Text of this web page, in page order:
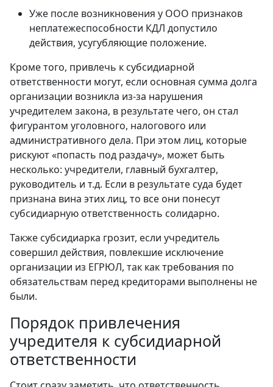
Уже после возникновения у ООО признаков
неплатежеспособности КДЛ допустило
действия, усугубляющие положение.
Кроме того, привлечь к субсидиарной
ответственности могут, если основная сумма долга
организации возникла из-за нарушения
учредителем закона, в результате чего, он стал
фигурантом уголовного, налогового или
административного дела. При этом лиц, которые
рискуют «попасть под раздачу», может быть
несколько: учредители, главный бухгалтер,
руководитель и т.д. Если в результате суда будет
признана вина этих лиц, то все они понесут
субсидиарную ответственность солидарно.
Также субсидиарка грозит, если учредитель
совершил действия, повлекшие исключение
организации из ЕГРЮЛ, так как требования по
обязательствам перед кредиторами выполнены не
были.
Порядок привлечения
учредителя к субсидиарной
ответственности